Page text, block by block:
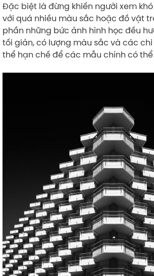
Đặc biệt là đừng khiến người xem
với quá nhiều màu sắc hoặc đồ vật
phần những bức ảnh hình học đều
tối giản, có lượng màu sắc và các
thể hạn chế để các mẫu chính có